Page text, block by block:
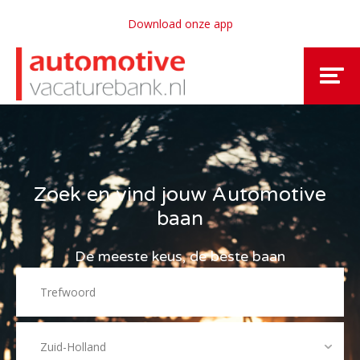
Download onze app
Zoek en vind jouw Automotive
baan
De meeste keus, de beste baan